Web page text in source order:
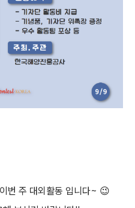
이번 주 대외활동 입니다~ 😉